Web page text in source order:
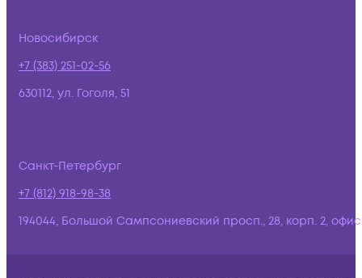
Новосибирск
+7 (383) 251-02-56
630112, ул. Гоголя, 51
Санкт-Петербург
+7 (812) 918-98-38
194044, Большой Сампсониевский просп., 28, корп. 2,